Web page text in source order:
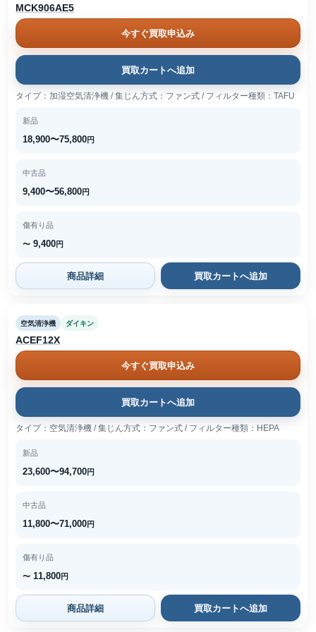
MCK906AE5
今すぐ買取申込み
買取カートへ追加
タイプ：加湿空気清浄機 / 集じん方式：ファン式 / フィルター種類：TAFU
新品
18,900〜75,800円
中古品
9,400〜56,800円
傷有り品
〜 9,400円
商品詳細 買取カートへ追加
空気清浄機 ダイキン
ACEF12X
今すぐ買取申込み
買取カートへ追加
タイプ：空気清浄機 / 集じん方式：ファン式 / フィルター種類：HEPA
新品
23,600〜94,700円
中古品
11,800〜71,000円
傷有り品
〜 11,800円
商品詳細 買取カートへ追加